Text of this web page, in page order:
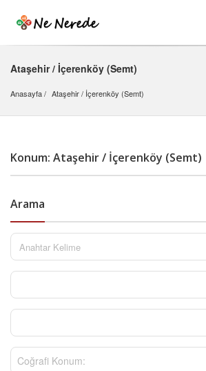
Ataşehir / İçerenköy (Semt)
Anasayfa Ataşehir / İçerenköy (Semt)
Konum: Ataşehir / İçerenköy (Semt)
Arama